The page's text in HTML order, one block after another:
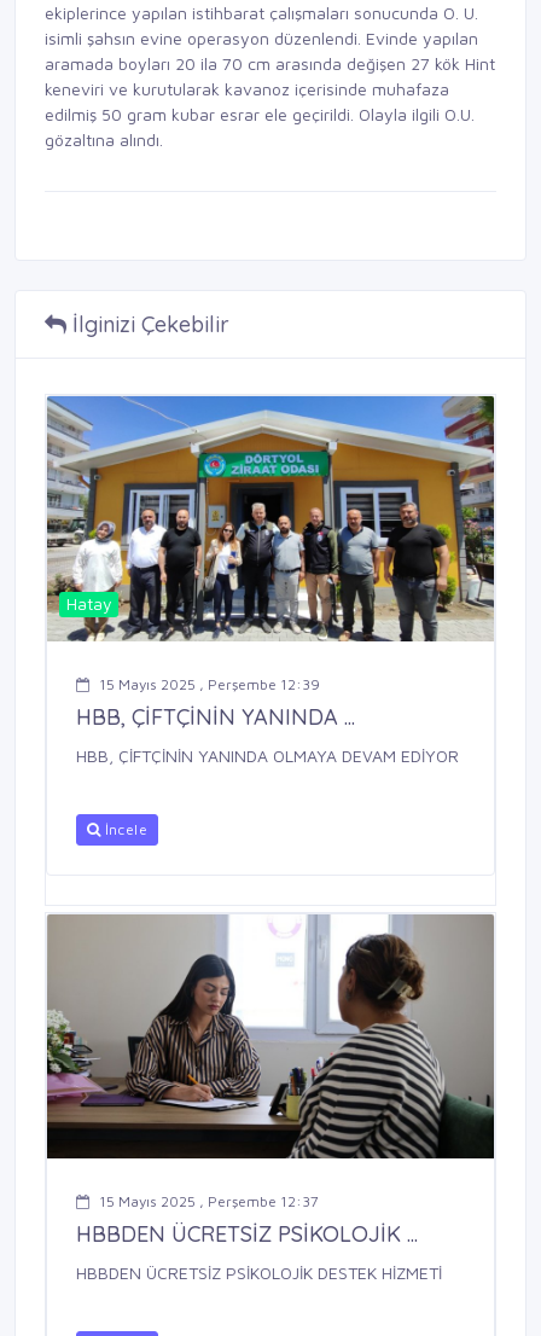
ekiplerince yapılan istihbarat çalışmaları sonucunda O. U.
isimli şahsın evine operasyon düzenlendi. Evinde yapılan
aramada boyları 20 ila 70 cm arasında değişen 27 kök Hint
keneviri ve kurutularak kavanoz içerisinde muhafaza
edilmiş 50 gram kubar esrar ele geçirildi. Olayla ilgili O.U.
gözaltına alındı.
İlginizi Çekebilir
Hatay
15 Mayıs 2025 , Perşembe 12:39
HBB, ÇİFTÇİNİN YANINDA ...
HBB, ÇİFTÇİNİN YANINDA OLMAYA DEVAM EDİYOR
İncele
15 Mayıs 2025 , Perşembe 12:37
HBBDEN ÜCRETSİZ PSİKOLOJİK ...
HBBDEN ÜCRETSİZ PSİKOLOJİK DESTEK HİZMETİ